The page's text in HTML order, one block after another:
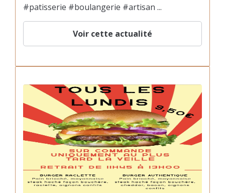
#patisserie #boulangerie #artisan ...
Voir cette actualité